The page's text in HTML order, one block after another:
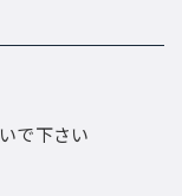
で下さい